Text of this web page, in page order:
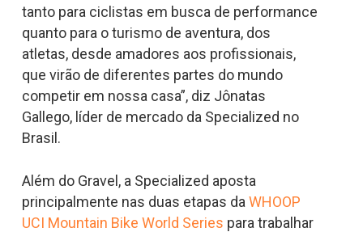
tanto para ciclistas em busca de performance
quanto para o turismo de aventura, dos
atletas, desde amadores aos profissionais,
que virão de diferentes partes do mundo
competir em nossa casa”, diz Jônatas
Gallego, líder de mercado da Specialized no
Brasil.
Além do Gravel, a Specialized aposta
principalmente nas duas etapas da WHOOP
UCI Mountain Bike World Series para trabalhar